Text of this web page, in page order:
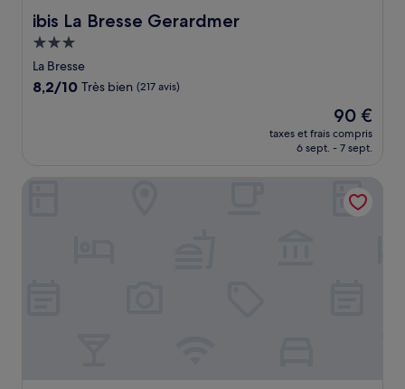
ibis La Bresse Gerardmer
ibis La Bresse Gerardmer
Hébergement
3.0 étoiles
La Bresse
8.2
8,2/10 Très bien (217 avis)
Le
nouveau
prix
de
90 €
90 €
taxes et frais compris
6 sept. - 7 sept.